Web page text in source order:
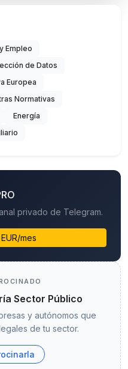
Empleo
de Datos
Europea
Normativas
Energía
privado de Telegram.
mes
Sector Público
y autónomos que
de tu sector.